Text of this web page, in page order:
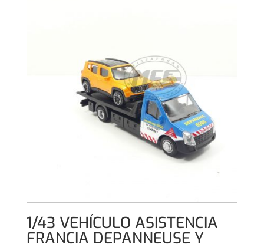
1/43 VEHÍCULO ASISTENCIA
FRANCIA DEPANNEUSE Y